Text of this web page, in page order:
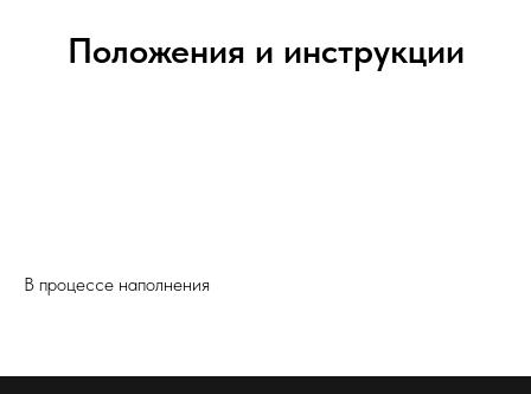
Положения и инструкции
В процессе наполнения